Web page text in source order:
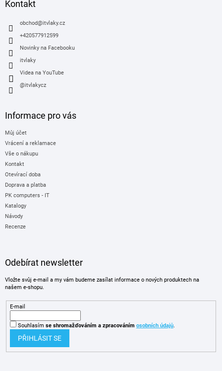
Kontakt
obchod@itvlaky.cz
+420577912599
Novinky na Facebooku
itvlaky
Videa na YouTube
@itvlakycz
Informace pro vás
Můj účet
Vrácení a reklamace
Vše o nákupu
Kontakt
Otevírací doba
Doprava a platba
PK computers - IT
Katalogy
Návody
Recenze
Odebírat newsletter
Vložte svůj e-mail a my vám budeme zasílat informace o nových produktech na
našem e-shopu.
E-mail
Souhlasím se shromažďováním a zpracováním osobních údajů.
PŘIHLÁSIT SE